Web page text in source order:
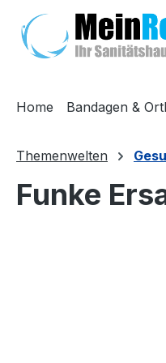
Hauptinhalt springen
Zur Suche springen
Zur Hauptnavigation
Home Bandagen &
Themenwelten
Funke